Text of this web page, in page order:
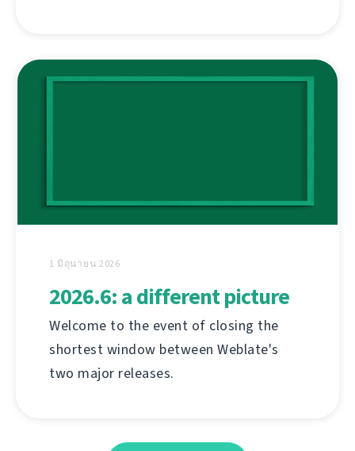
1 มิถุนายน 2026
2026.6: a different picture
Welcome to the event of closing the
shortest window between Weblate's
two major releases.